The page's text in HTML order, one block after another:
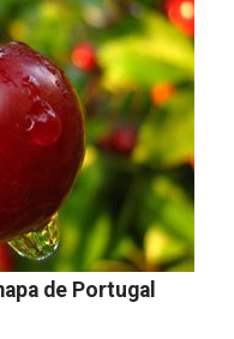
de Portugal